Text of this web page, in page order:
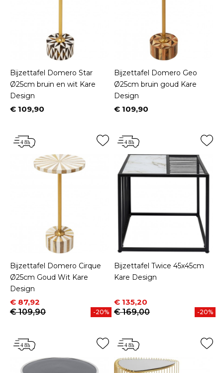
Bijzettafel Domero Star
Ø25cm bruin en wit Kare
Design
Prijs
€ 109,90
Bijzettafel Domero Geo
Ø25cm bruin goud Kare
Design
Prijs
€ 109,90
Bijzettafel Domero Cirque
Ø25cm Goud Wit Kare
Design
Prijs
€ 87,92
Normale prijs
€ 109,90
-20%
Bijzettafel Twice 45x45cm
Kare Design
Prijs
€ 135,20
Normale prijs
€ 169,00
-20%